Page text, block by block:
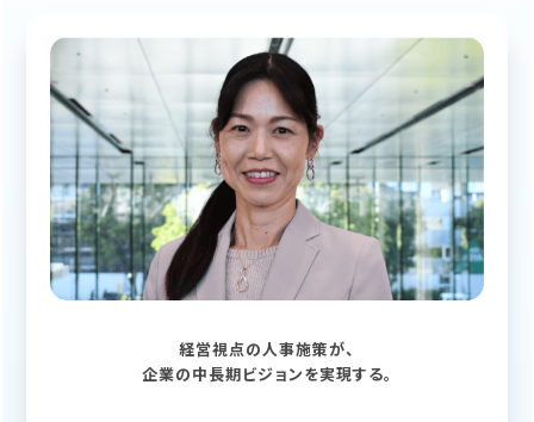
経営視点の人事施策が、
企業の中長期ビジョンを実現する。